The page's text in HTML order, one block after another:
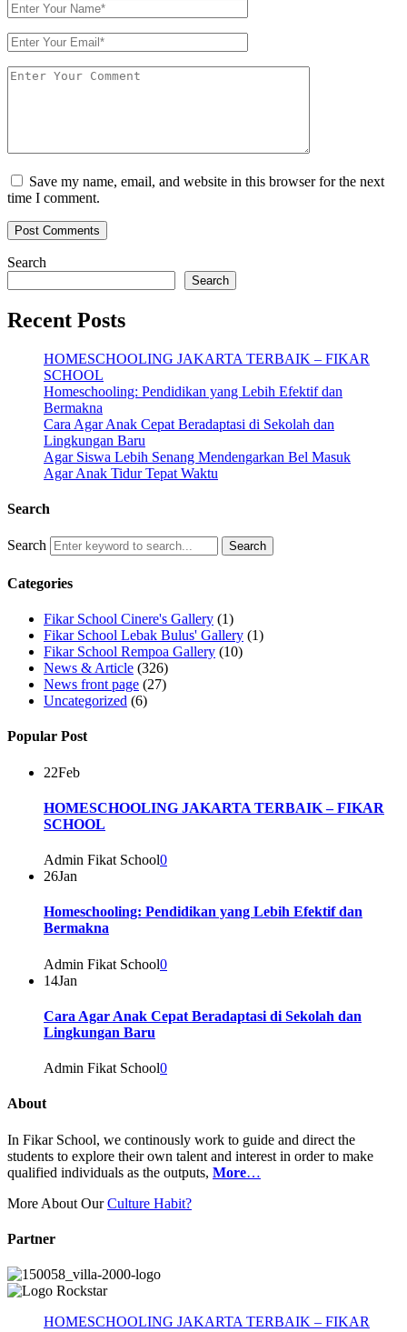
Save my name, email, and website in this browser for the next
time I comment.
Search
Search
Recent Posts
HOMESCHOOLING JAKARTA TERBAIK – FIKAR
SCHOOL
Homeschooling: Pendidikan yang Lebih Efektif dan
Bermakna
Cara Agar Anak Cepat Beradaptasi di Sekolah dan
Lingkungan Baru
Agar Siswa Lebih Senang Mendengarkan Bel Masuk
Agar Anak Tidur Tepat Waktu
Search
Search
Categories
Fikar School Cinere's Gallery (1)
Fikar School Lebak Bulus' Gallery (1)
Fikar School Rempoa Gallery (10)
News & Article (326)
News front page (27)
Uncategorized (6)
Popular Post
22Feb
HOMESCHOOLING JAKARTA TERBAIK – FIKAR
SCHOOL
Admin Fikat School0
26Jan
Homeschooling: Pendidikan yang Lebih Efektif dan
Bermakna
Admin Fikat School0
14Jan
Cara Agar Anak Cepat Beradaptasi di Sekolah dan
Lingkungan Baru
Admin Fikat School0
About
In Fikar School, we continously work to guide and direct the
students to explore their own talent and interest in order to make
qualified individuals as the outputs, More…
More About OurCulture Habit?
Partner
HOMESCHOOLING JAKARTA TERBAIK – FIKAR